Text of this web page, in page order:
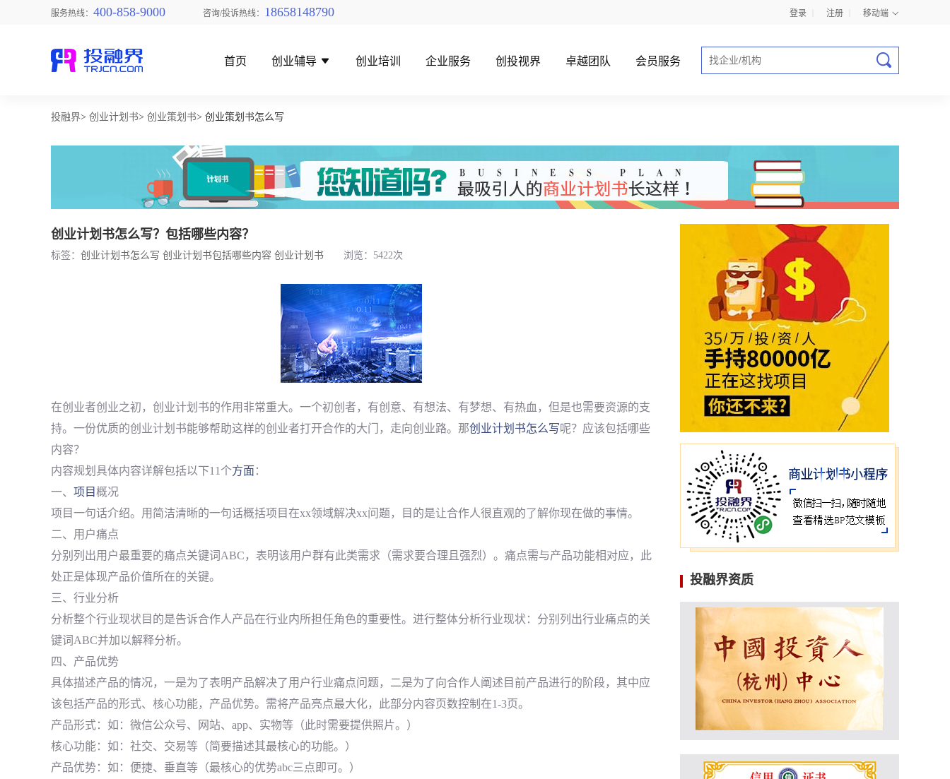
服务热线： 400-858-9000 咨询/投诉热线： 18658148790 登录 注册 移动端
首页 创业辅导 创业培训 企业服务 创投视界 卓越团队 会员服务
找创业项目 找创投机构 创投对接活动 商业计划书指导
投融界> 创业计划书> 创业策划书> 创业策划书怎么写
创业计划书怎么写？包括哪些内容？
标签： 创业计划书怎么写 创业计划书包括哪些内容 创业计划书 浏览：5422次
在创业者创业之初，创业计划书的作用非常重大。一个初创者，有创意、有想法、有梦想、有热血，但是也需要资源的支
持。一份优质的创业计划书能够帮助这样的创业者打开合作的大门，走向创业路。那创业计划书怎么写呢？应该包括哪些
内容？
内容规划具体内容详解包括以下11个方面 ：
一、 项目概况
项目一句话介绍。用简洁清晰的一句话概括项目在xx领域解决xx问题，目的是让合作人很直观的了解你现在做的事情。
二、用户痛点
分别列出用户最重要的痛点关键词ABC，表明该用户群有此类需求（需求要合理且强烈）。痛点需与产品功能相对应，此
处正是体现产品价值所在的关键。
三、行业分析
分析整个行业现状目的是告诉合作人产品在行业内所担任角色的重要性。进行整体分析行业现状：分别列出行业痛点的关
键词ABC并加以解释分析。
四、产品优势
具体描述产品的情况，一是为了表明产品解决了用户行业痛点问题，二是为了向合作人阐述目前产品进行的阶段，其中应
该包括产品的形式、核心功能，产品优势。需将产品亮点最大化，此部分内容页数控制在1-3页。
产品形式：如：微信公众号、网站、app、实物等（此时需要提供照片。）
核心功能：如：社交、交易等（简要描述其最核心的功能。）
产品优势：如：便捷、垂直等（最核心的优势abc三点即可。）
投融界资质